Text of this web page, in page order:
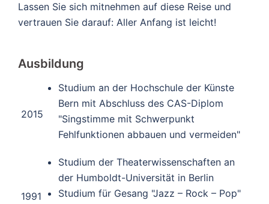
Lassen Sie sich mitnehmen auf diese Reise und
vertrauen Sie darauf: Aller Anfang ist leicht!
Ausbildung
2015
Studium an der Hochschule der Künste
Bern mit Abschluss des CAS-Diplom
"Singstimme mit Schwerpunkt
Fehlfunktionen abbauen und vermeiden"
1991
Studium der Theaterwissenschaften an
der Humboldt-Universität in Berlin
Studium für Gesang "Jazz – Rock – Pop"